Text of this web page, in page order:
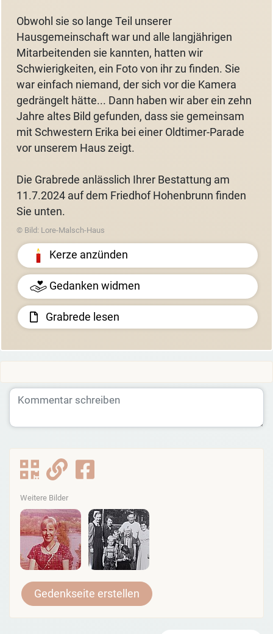
Obwohl sie so lange Teil unserer
Hausgemeinschaft war und alle langjährigen
Mitarbeitenden sie kannten, hatten wir
Schwierigkeiten, ein Foto von ihr zu finden. Sie
war einfach niemand, der sich vor die Kamera
gedrängelt hätte... Dann haben wir aber ein zehn
Jahre altes Bild gefunden, dass sie gemeinsam
mit Schwestern Erika bei einer Oldtimer-Parade
vor unserem Haus zeigt.
Die Grabrede anlässlich Ihrer Bestattung am
11.7.2024 auf dem Friedhof Hohenbrunn finden
Sie unten.
© Bild: Lore-Malsch-Haus
Kerze anzünden
Gedanken widmen
Grabrede lesen
Weitere Bilder
Gedenkseite erstellen